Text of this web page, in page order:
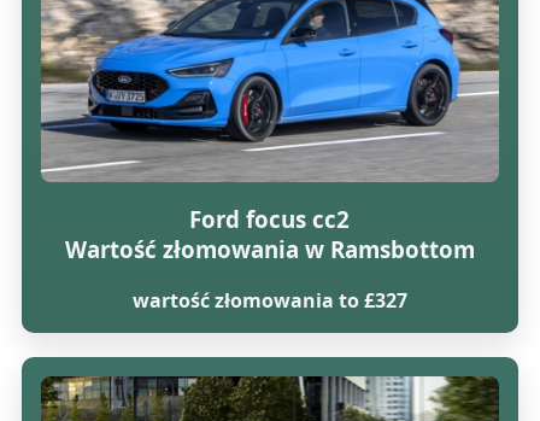
Ford focus cc2
Wartość złomowania w Ramsbottom
wartość złomowania to £327